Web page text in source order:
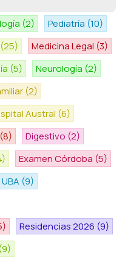
(2) Pediatría (10)
(25) Medicina Legal (3)
(5) Neurología (2)
(2)
Austral (6)
(8) Digestivo (2)
Examen Córdoba (5)
(9)
Residencias 2026 (9)
(9)